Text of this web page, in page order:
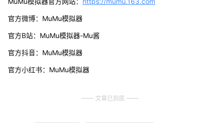
官方微博：MuMu模拟器
官方B站：MuMu模拟器-Mu酱
官方抖音：MuMu模拟器
官方小红书：MuMu模拟器
文章已到底